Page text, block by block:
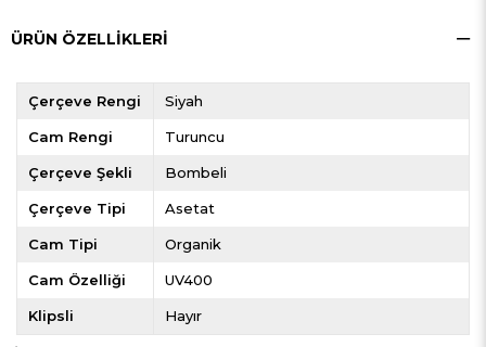
ÜRÜN ÖZELLIKLERI
Çerçeve Rengi Siyah
Cam Rengi Turuncu
Çerçeve Şekli Bombeli
Çerçeve Tipi Asetat
Cam Tipi Organik
Cam Özelliği UV400
Klipsli Hayır